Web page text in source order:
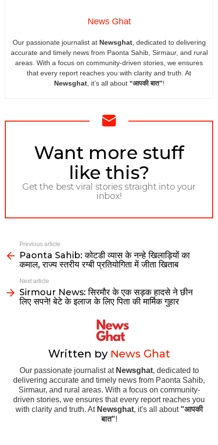
News Ghat
Our passionate journalist at Newsghat, dedicated to delivering
accurate and timely news from Paonta Sahib, Sirmaur, and rural
areas. With a focus on community-driven stories, we ensures
that every report reaches you with clarity and truth. At
Newsghat, it’s all about “आपकी बात”!
NEWSLETTER
Want more stuff
like this?
Get the best viral stories straight into your
inbox!
Previous article
Paonta Sahib: कोटडी व्यास के नन्हे खिलाड़ियों का
कमाल, राज्य स्तरीय रग्बी प्रतियोगिता में जीता खिताब
Next article
Sirmour News: सिरमौर के एक सड़क हादसे ने छीन
लिए सपने! बेटे के इलाज के लिए पिता की मार्मिक गुहार
Written by News Ghat
Our passionate journalist at Newsghat, dedicated to
delivering accurate and timely news from Paonta Sahib,
Sirmaur, and rural areas. With a focus on community-
driven stories, we ensures that every report reaches you
with clarity and truth. At Newsghat, it's all about "आपकी
बात"!